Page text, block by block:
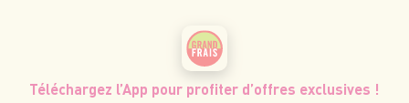
Téléchargez l’App pour profiter d’offres exclusives !